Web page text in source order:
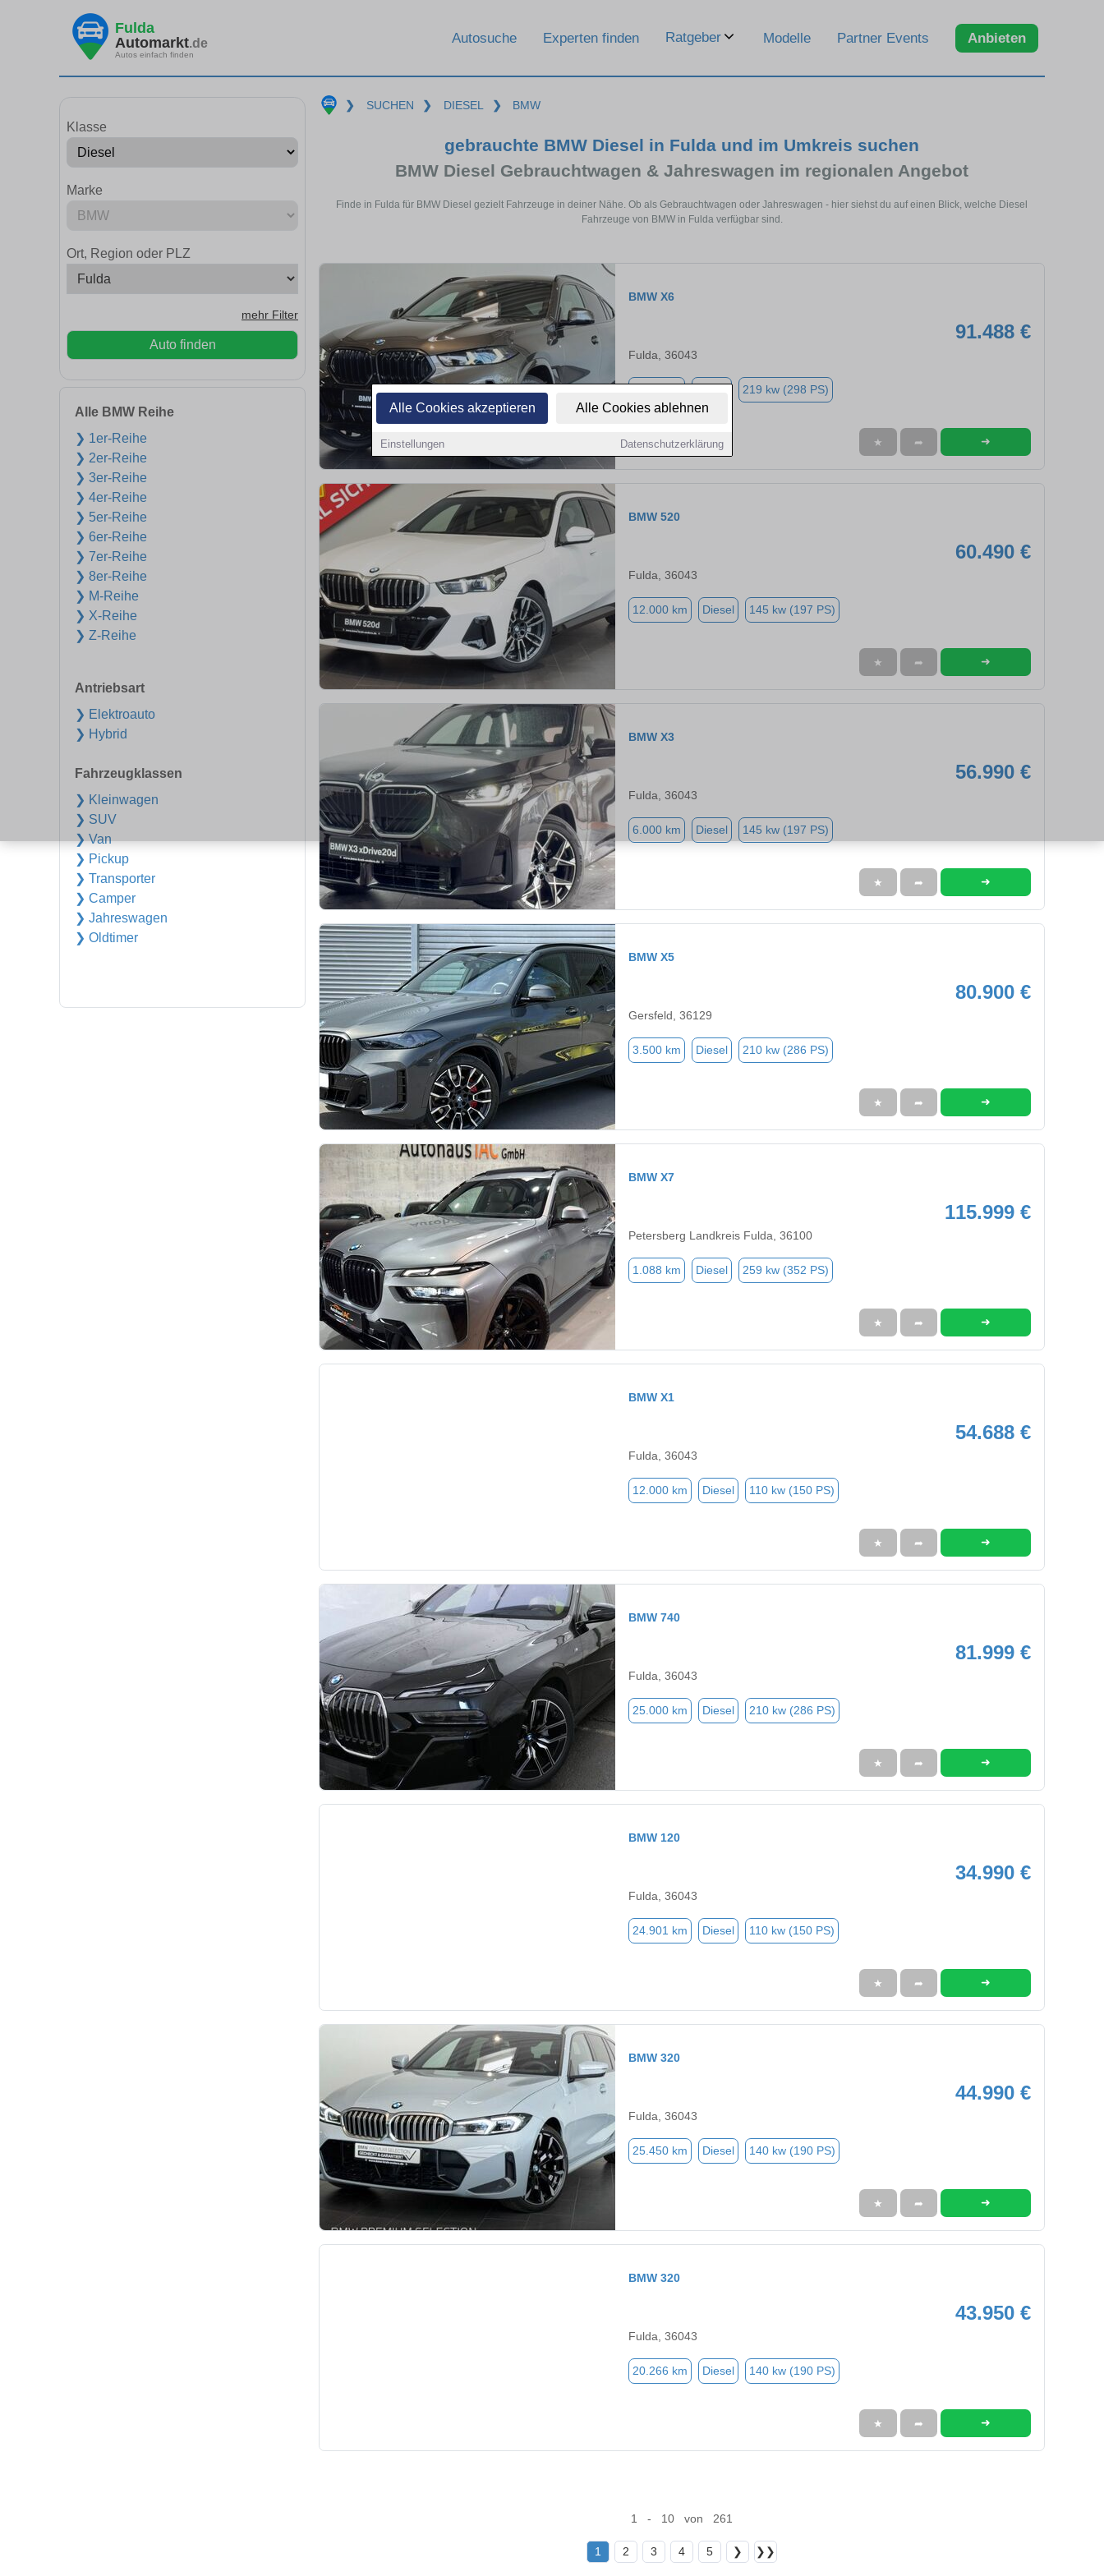
Alle Cookies akzeptieren Alle Cookies ablehnen
Einstellungen Datenschutzerklärung
Fulda
Automarkt.de
Autos einfach finden
Autosuche Experten finden Ratgeber Modelle Partner Events Anbieten
Klasse
Marke
Ort, Region oder PLZ
mehr Filter
Auto finden
Alle BMW Reihe
❯ 1er-Reihe
❯ 2er-Reihe
❯ 3er-Reihe
❯ 4er-Reihe
❯ 5er-Reihe
❯ 6er-Reihe
❯ 7er-Reihe
❯ 8er-Reihe
❯ M-Reihe
❯ X-Reihe
❯ Z-Reihe
Antriebsart
❯ Elektroauto
❯ Hybrid
Fahrzeugklassen
❯ Kleinwagen
❯ SUV
❯ Van
❯ Pickup
❯ Transporter
❯ Camper
❯ Jahreswagen
❯ Oldtimer
❯ SUCHEN ❯ DIESEL ❯ BMW
gebrauchte BMW Diesel in Fulda und im Umkreis suchen
BMW Diesel Gebrauchtwagen & Jahreswagen im regionalen Angebot
Finde in Fulda für BMW Diesel gezielt Fahrzeuge in deiner Nähe. Ob als Gebrauchtwagen oder Jahreswagen - hier siehst du auf einen Blick, welche Diesel
Fahrzeuge von BMW in Fulda verfügbar sind.
BMW X6
91.488 €
Fulda, 36043
219 kw (298 PS)
★ ➦ ➜
BMW 520
60.490 €
Fulda, 36043
12.000 km Diesel 145 kw (197 PS)
★ ➦ ➜
BMW X3
56.990 €
Fulda, 36043
6.000 km Diesel 145 kw (197 PS)
★ ➦ ➜
BMW X5
80.900 €
Gersfeld, 36129
3.500 km Diesel 210 kw (286 PS)
★ ➦ ➜
BMW X7
115.999 €
Petersberg Landkreis Fulda, 36100
1.088 km Diesel 259 kw (352 PS)
★ ➦ ➜
BMW X1
54.688 €
Fulda, 36043
12.000 km Diesel 110 kw (150 PS)
★ ➦ ➜
BMW 740
81.999 €
Fulda, 36043
25.000 km Diesel 210 kw (286 PS)
★ ➦ ➜
BMW 120
34.990 €
Fulda, 36043
24.901 km Diesel 110 kw (150 PS)
★ ➦ ➜
BMW 320
44.990 €
Fulda, 36043
25.450 km Diesel 140 kw (190 PS)
★ ➦ ➜
BMW 320
43.950 €
Fulda, 36043
20.266 km Diesel 140 kw (190 PS)
★ ➦ ➜
1 - 10 von 261
1 2 3 4 5 ❯ ❯❯